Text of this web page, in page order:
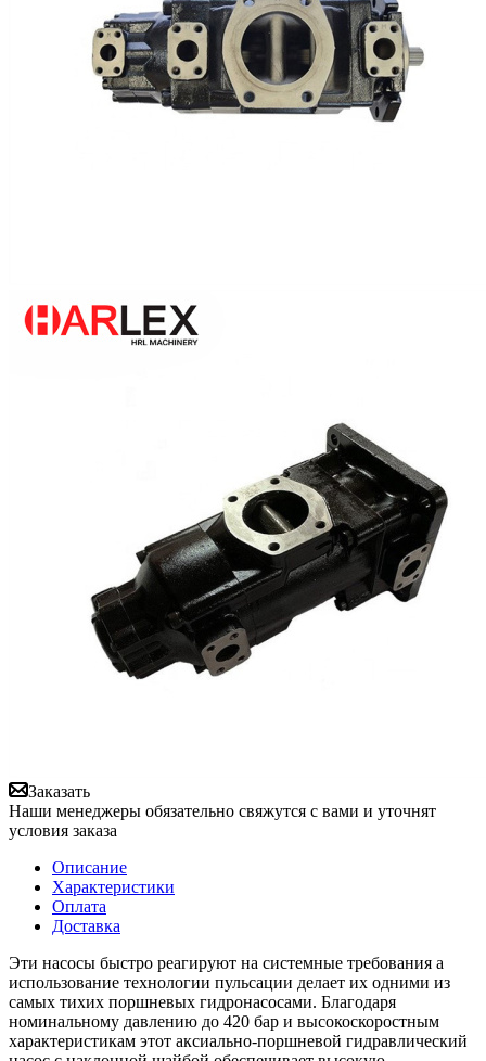
Заказать
Наши менеджеры обязательно свяжутся с вами и уточнят
условия заказа
Описание
Характеристики
Оплата
Доставка
Эти насосы быстро реагируют на системные требования а
использование технологии пульсации делает их одними из
самых тихих поршневых гидронасосами. Благодаря
номинальному давлению до 420 бар и высокоскоростным
характеристикам этот аксиально-поршневой гидравлический